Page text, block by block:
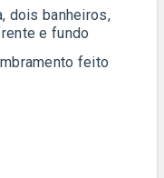
dois banheiros,
e fundo
feito